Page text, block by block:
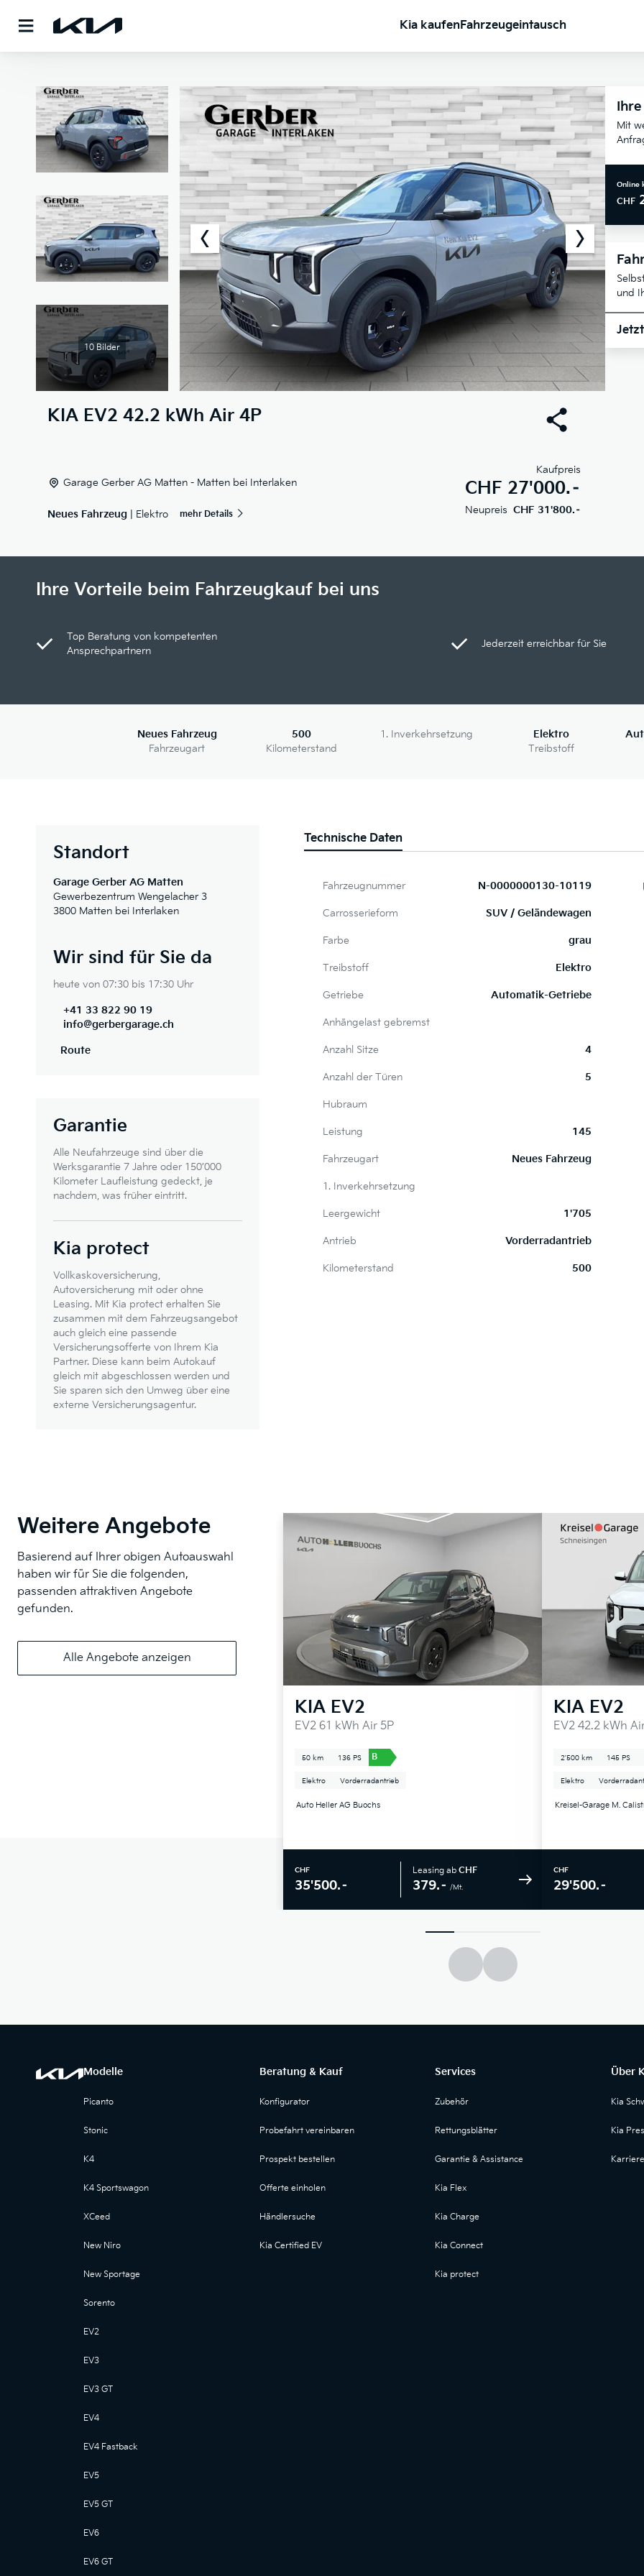
Kia kaufenFahrzeugeintausch
10 Bilder
KIA EV2 42.2 kWh Air 4P
Garage Gerber AG Matten - Matten bei Interlaken
Neues Fahrzeug | Elektro mehr Details
Kaufpreis
CHF 27'000.–
Neupreis CHF 31'800.–
Mit
Online
CHF
und
Ihre Vorteile beim Fahrzeugkauf bei uns
Top Beratung von kompetenten
Ansprechpartnern
Jederzeit erreichbar für Sie
Neues Fahrzeug
Fahrzeugart
500
Kilometerstand
1. Inverkehrsetzung
Elektro
Treibstoff
Technische Daten
Fahrzeugnummer N-0000000130-10119
Carrosserieform SUV / Geländewagen
Farbe grau
Treibstoff Elektro
Getriebe Automatik-Getriebe
Anhängelast gebremst
Anzahl Sitze 4
Anzahl der Türen 5
Hubraum
Leistung 145
Fahrzeugart Neues Fahrzeug
1. Inverkehrsetzung
Leergewicht 1'705
Antrieb Vorderradantrieb
Kilometerstand 500
Standort
Garage Gerber AG Matten
Gewerbezentrum Wengelacher 3
3800 Matten bei Interlaken
Wir sind für Sie da
heute von 07:30 bis 17:30 Uhr
+41 33 822 90 19
info@gerbergarage.ch
Route
Garantie
Alle Neufahrzeuge sind über die
Werksgarantie 7 Jahre oder 150’000
Kilometer Laufleistung gedeckt, je
nachdem, was früher eintritt.
Kia protect
Vollkaskoversicherung,
Autoversicherung mit oder ohne
Leasing. Mit Kia protect erhalten Sie
zusammen mit dem Fahrzeugsangebot
auch gleich eine passende
Versicherungsofferte von Ihrem Kia
Partner. Diese kann beim Autokauf
gleich mit abgeschlossen werden und
Sie sparen sich den Umweg über eine
externe Versicherungsagentur.
Weitere Angebote
Basierend auf Ihrer obigen Autoauswahl
haben wir für Sie die folgenden,
passenden attraktiven Angebote
gefunden.
Alle Angebote anzeigen
KIA EV2
EV2 61 kWh Air 5P
50 km 136 PS B
Elektro Vorderradantrieb
Auto Heller AG Buochs
CHF
35'500.–
Leasing ab CHF
379.– /Mt.
KIA EV2
EV2 42.2 kWh
2'500 km 145 PS
Elektro
Kreisel-Garage M.
CHF
29'500.–
Modelle
Picanto
Stonic
K4
K4 Sportswagon
XCeed
New Niro
New Sportage
Sorento
EV2
EV3
EV3 GT
EV4
EV4 Fastback
EV5
EV5 GT
EV6
EV6 GT
Beratung & Kauf
Konfigurator
Probefahrt vereinbaren
Prospekt bestellen
Offerte einholen
Händlersuche
Kia Certified EV
Services
Zubehör
Rettungsblätter
Garantie & Assistance
Kia Flex
Kia Charge
Kia Connect
Kia protect
Über
Kia
Kia
Karriere